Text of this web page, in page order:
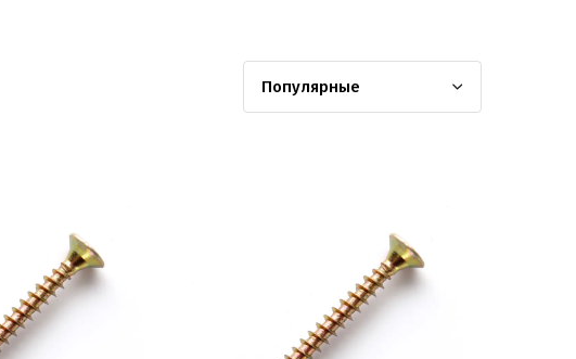
Популярные